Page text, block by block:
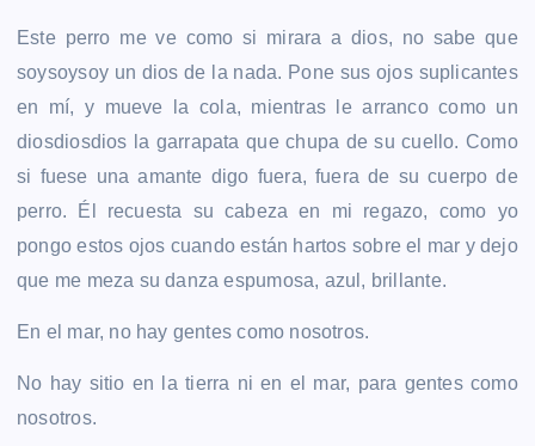
Este perro me ve como si mirara a dios, no sabe que
soysoysoy un dios de la nada. Pone sus ojos suplicantes
en mí, y mueve la cola, mientras le arranco como un
diosdiosdios la garrapata que chupa de su cuello. Como
si fuese una amante digo fuera, fuera de su cuerpo de
perro. Él recuesta su cabeza en mi regazo, como yo
pongo estos ojos cuando están hartos sobre el mar y dejo
que me meza su danza espumosa, azul, brillante.
En el mar, no hay gentes como nosotros.
No hay sitio en la tierra ni en el mar, para gentes como
nosotros.